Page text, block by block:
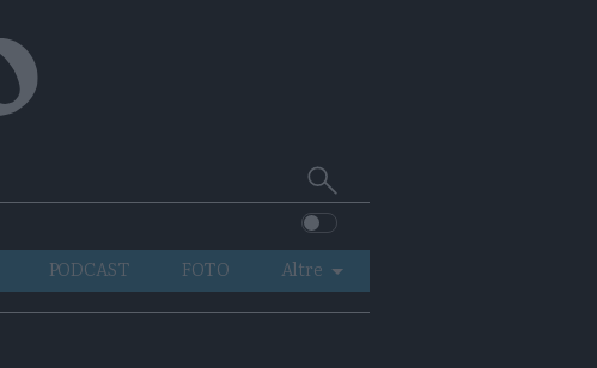
Cerca
su
Trentino
PODCAST FOTO
Altre
VIDEO